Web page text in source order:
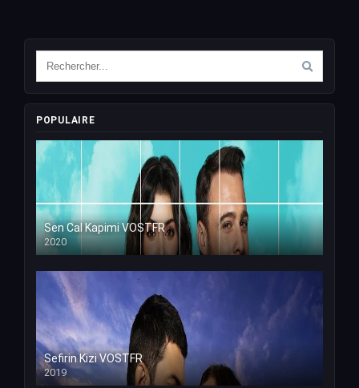
POPULAIRE
Sen Cal Kapimi VOSTFR
2020
Sefirin Kizi VOSTFR
2019